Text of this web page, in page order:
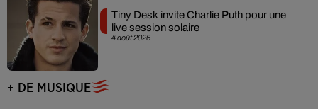
4 août 2026
Tiny Desk invite Charlie Puth pour une
live session solaire
+ DE MUSIQUE